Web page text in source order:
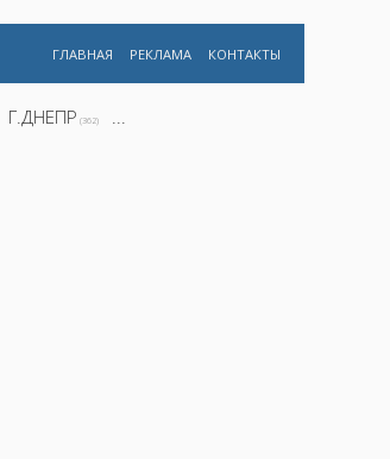
ГЛАВНАЯ РЕКЛАМА КОНТАКТЫ
Г.ДНЕПР (362) ...